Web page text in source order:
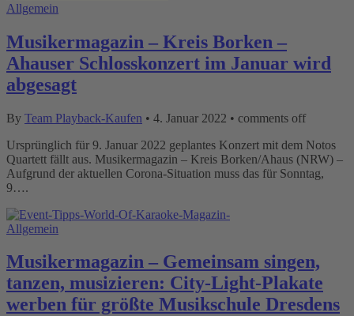
Allgemein
Musikermagazin – Kreis Borken –
Ahauser Schlosskonzert im Januar wird
abgesagt
By Team Playback-Kaufen • 4. Januar 2022 • comments off
Ursprünglich für 9. Januar 2022 geplantes Konzert mit dem Notos
Quartett fällt aus. Musikermagazin – Kreis Borken/Ahaus (NRW) –
Aufgrund der aktuellen Corona-Situation muss das für Sonntag,
9….
Allgemein
Musikermagazin – Gemeinsam singen,
tanzen, musizieren: City-Light-Plakate
werben für größte Musikschule Dresdens